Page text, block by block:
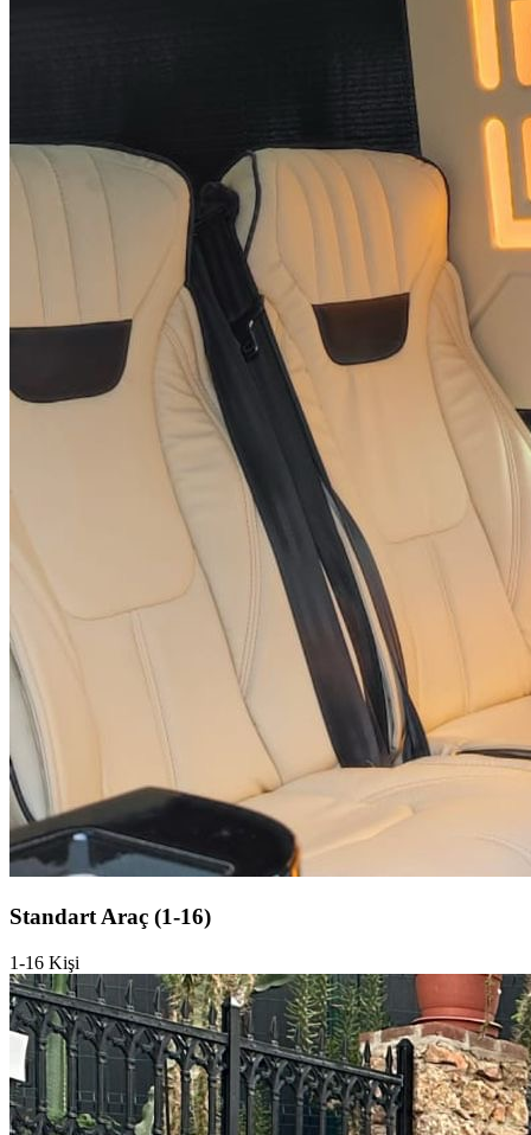
Standart Araç (1-16)
1-16 Kişi